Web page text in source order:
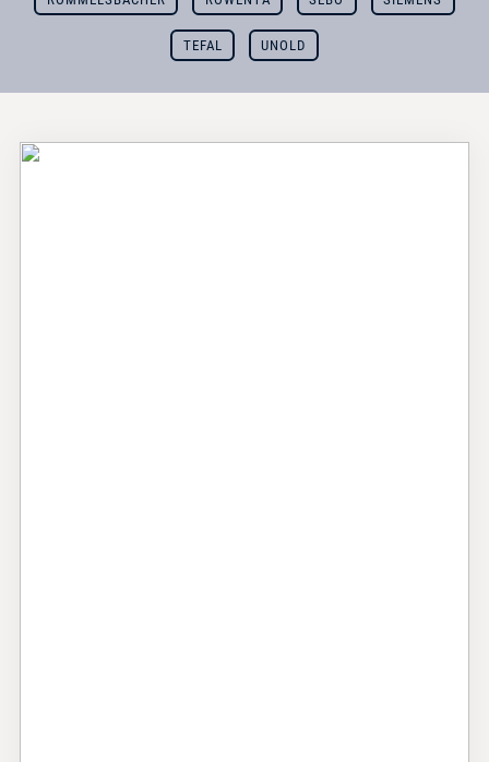
TEFAL UNOLD